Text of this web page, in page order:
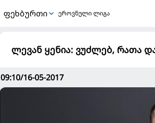
ᲤᲔᲮᲑᲣᲠᲗᲘ ეროვნული ლიგა
ლევან ყენია: ვუძლებ, რათა
09:10/16-05-2017